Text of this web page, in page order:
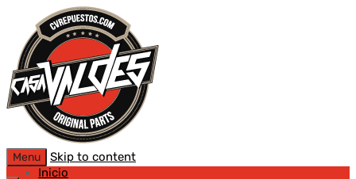
Menu
Skip to content
Inicio